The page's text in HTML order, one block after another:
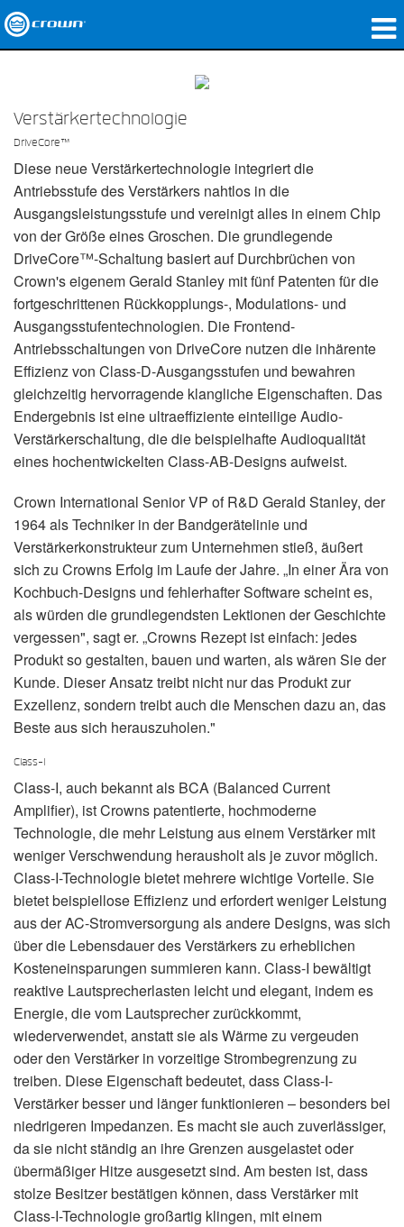
Anwendungen
Netzwerk-Audio
Wo zu kaufen
Fallstudien
Unsere Geschichte
Schulungen
Support
Sprache/Region
Verstärkertechnologie
DriveCore™
Diese neue Verstärkertechnologie integriert die
Antriebsstufe des Verstärkers nahtlos in die
Ausgangsleistungsstufe und vereinigt alles in einem Chip
von der Größe eines Groschen. Die grundlegende
DriveCore™-Schaltung basiert auf Durchbrüchen von
Crown's eigenem Gerald Stanley mit fünf Patenten für die
fortgeschrittenen Rückkopplungs-, Modulations- und
Ausgangsstufentechnologien. Die Frontend-
Antriebsschaltungen von DriveCore nutzen die inhärente
Effizienz von Class-D-Ausgangsstufen und bewahren
gleichzeitig hervorragende klangliche Eigenschaften. Das
Endergebnis ist eine ultraeffiziente einteilige Audio-
Verstärkerschaltung, die die beispielhafte Audioqualität
eines hochentwickelten Class-AB-Designs aufweist.
Crown International Senior VP of R&D Gerald Stanley, der
1964 als Techniker in der Bandgerätelinie und
Verstärkerkonstrukteur zum Unternehmen stieß, äußert
sich zu Crowns Erfolg im Laufe der Jahre. „In einer Ära von
Kochbuch-Designs und fehlerhafter Software scheint es,
als würden die grundlegendsten Lektionen der Geschichte
vergessen", sagt er. „Crowns Rezept ist einfach: jedes
Produkt so gestalten, bauen und warten, als wären Sie der
Kunde. Dieser Ansatz treibt nicht nur das Produkt zur
Exzellenz, sondern treibt auch die Menschen dazu an, das
Beste aus sich herauszuholen."
Class-I
Class-I, auch bekannt als BCA (Balanced Current
Amplifier), ist Crowns patentierte, hochmoderne
Technologie, die mehr Leistung aus einem Verstärker mit
weniger Verschwendung herausholt als je zuvor möglich.
Class-I-Technologie bietet mehrere wichtige Vorteile. Sie
bietet beispiellose Effizienz und erfordert weniger Leistung
aus der AC-Stromversorgung als andere Designs, was sich
über die Lebensdauer des Verstärkers zu erheblichen
Kosteneinsparungen summieren kann. Class-I bewältigt
reaktive Lautsprecherlasten leicht und elegant, indem es
Energie, die vom Lautsprecher zurückkommt,
wiederverwendet, anstatt sie als Wärme zu vergeuden
oder den Verstärker in vorzeitige Strombegrenzung zu
treiben. Diese Eigenschaft bedeutet, dass Class-I-
Verstärker besser und länger funktionieren – besonders bei
niedrigeren Impedanzen. Es macht sie auch zuverlässiger,
da sie nicht ständig an ihre Grenzen ausgelastet oder
übermäßiger Hitze ausgesetzt sind. Am besten ist, dass
stolze Besitzer bestätigen können, dass Verstärker mit
Class-I-Technologie großartig klingen, mit einem